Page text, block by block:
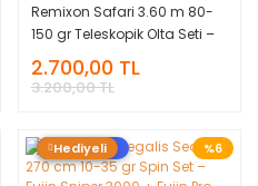
Remixon Safari 3.60 m 80-
150 gr Teleskopik Olta Seti –
Ryuji Ares 4000M + Asso
Misina + Çanta Hediyeli
2.700,00 TL
3.200,00 TL
%6
Yeni Ürün
Hediyeli